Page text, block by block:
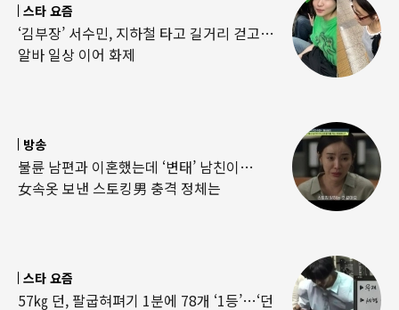
스타 요즘
‘김부장’ 서수민, 지하철 타고 길거리 걷고…
알바 일상 이어 화제
방송
불륜 남편과 이혼했는데 ‘변태’ 남친이…
女속옷 보낸 스토킹男 충격 정체는
스타 요즘
57㎏ 던, 팔굽혀펴기 1분에 78개 ‘1등’…‘던